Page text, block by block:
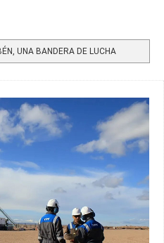
UNA BANDERA DE LUCHA